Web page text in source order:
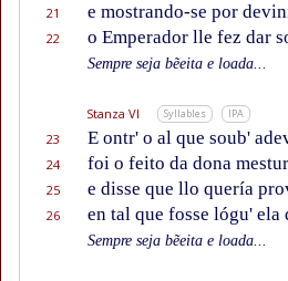
21
e mostrando-se por
22
o Emperador lle fez dar
Sempre seja bẽeita e loada...
Stanza VI Syllables IPA
23 E ontr' o al que soub'
24
foi o feito da dona
25
e disse que llo quería
26
en tal que fosse lógu' ela
Sempre seja bẽeita e loada...